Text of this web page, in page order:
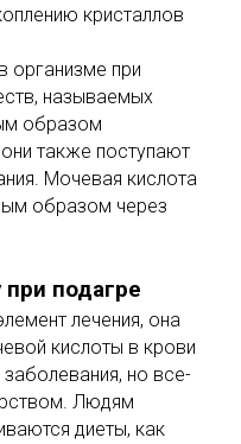
кристаллов
организме при
называемых
образом
также поступают
Мочевая кислота
образом через
подагре
лечения, она
кислоты в крови
но все-
Людям
диеты, как